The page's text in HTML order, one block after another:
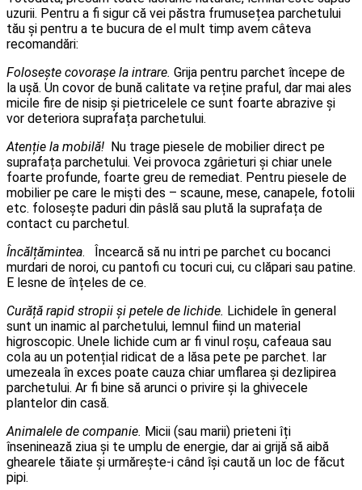
uzurii. Pentru a fi sigur că vei păstra frumusețea parchetului
tău și pentru a te bucura de el mult timp avem câteva
recomandări:
Folosește covorașe la intrare. Grija pentru parchet începe de
la ușă. Un covor de bună calitate va reține praful, dar mai ales
micile fire de nisip și pietricelele ce sunt foarte abrazive și
vor deteriora suprafața parchetului.
Atenție la mobilă! Nu trage piesele de mobilier direct pe
suprafața parchetului. Vei provoca zgârieturi și chiar unele
foarte profunde, foarte greu de remediat. Pentru piesele de
mobilier pe care le miști des – scaune, mese, canapele, fotolii
etc. folosește paduri din pâslă sau plută la suprafața de
contact cu parchetul.
Încălțămintea. Încearcă să nu intri pe parchet cu bocanci
murdari de noroi, cu pantofi cu tocuri cui, cu clăpari sau patine.
E lesne de înțeles de ce.
Curăță rapid stropii și petele de lichide. Lichidele în general
sunt un inamic al parchetului, lemnul fiind un material
higroscopic. Unele lichide cum ar fi vinul roșu, cafeaua sau
cola au un potențial ridicat de a lăsa pete pe parchet. Iar
umezeala în exces poate cauza chiar umflarea și dezlipirea
parchetului. Ar fi bine să arunci o privire și la ghivecele
plantelor din casă.
Animalele de companie. Micii (sau marii) prieteni îți
înseninează ziua și te umplu de energie, dar ai grijă să aibă
ghearele tăiate și urmărește-i când își caută un loc de făcut
pipi.